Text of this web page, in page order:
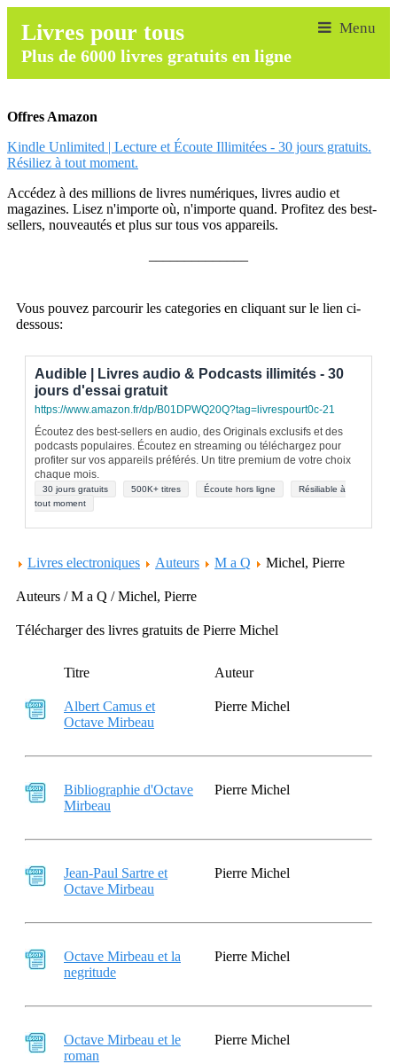
Livres pour tous
Plus de 6000 livres gratuits en ligne
Offres Amazon
Kindle Unlimited | Lecture et Écoute Illimitées - 30 jours gratuits.
Résiliez à tout moment.
Accédez à des millions de livres numériques, livres audio et
magazines. Lisez n'importe où, n'importe quand. Profitez des best-
sellers, nouveautés et plus sur tous vos appareils.
Vous pouvez parcourir les categories en cliquant sur le lien ci-
dessous:
Audible | Livres audio & Podcasts illimités - 30
jours d'essai gratuit
https://www.amazon.fr/dp/B01DPWQ20Q?tag=livrespourt0c-21
Écoutez des best-sellers en audio, des Originals exclusifs et des
podcasts populaires. Écoutez en streaming ou téléchargez pour
profiter sur vos appareils préférés. Un titre premium de votre choix
chaque mois.
30 jours gratuits 500K+ titres Écoute hors ligne
Résiliable à
tout moment
Livres electroniques Auteurs M a Q Michel, Pierre
Auteurs / M a Q / Michel, Pierre
Télécharger des livres gratuits de Pierre Michel
Titre Auteur
Albert Camus et
Octave Mirbeau
Pierre Michel
Bibliographie d'Octave
Mirbeau
Pierre Michel
Jean-Paul Sartre et
Octave Mirbeau
Pierre Michel
Octave Mirbeau et la
negritude
Pierre Michel
Octave Mirbeau et le
roman
Pierre Michel